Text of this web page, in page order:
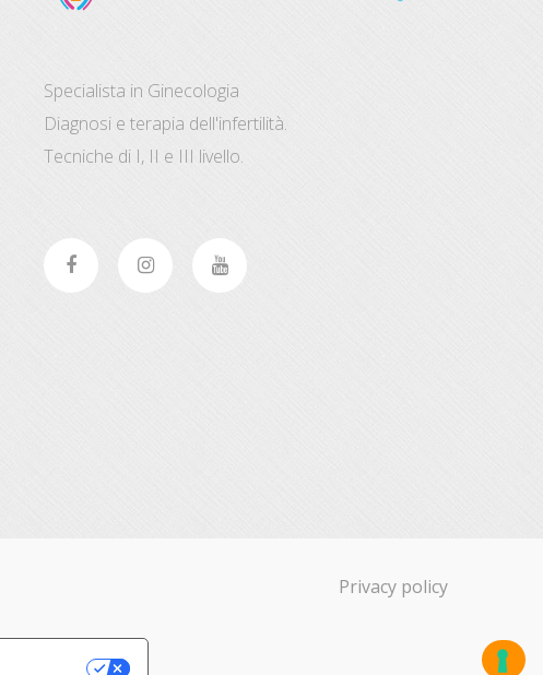
Specialista in Ginecologia
Diagnosi e terapia dell'infertilità.
Tecniche di I, II e III livello.
Privacy policy